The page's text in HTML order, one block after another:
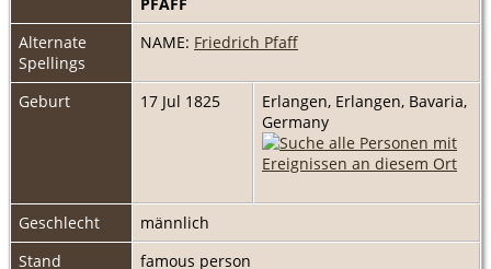
Alternate
Spellings
NAME: Friedrich Pfaff
Geburt 17 Jul 1825
Erlangen, Erlangen, Bavaria,
Germany
Geschlecht
männlich
Stand
famous person